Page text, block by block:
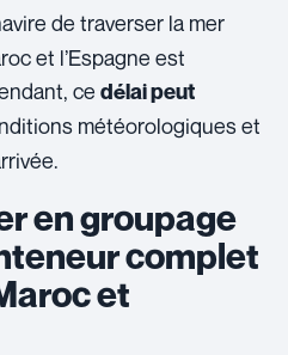
de traverser la mer
et l’Espagne est
ce délai peut
météorologiques et
en groupage
complet
et